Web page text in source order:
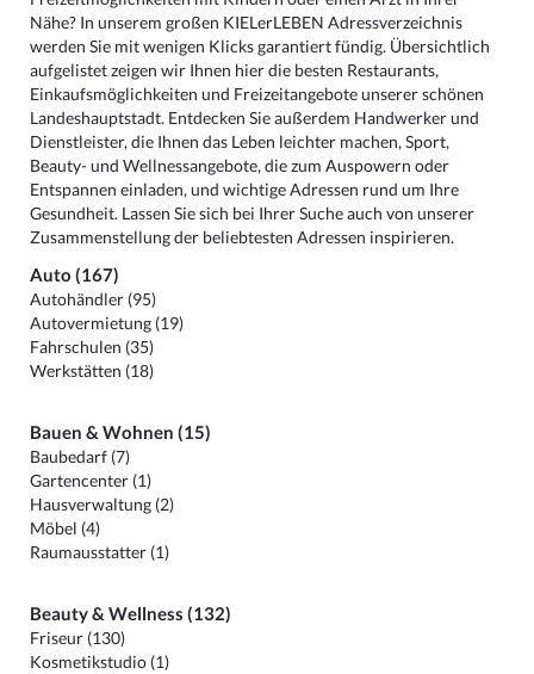
Nähe? In unserem großen KIELerLEBEN Adressverzeichnis
werden Sie mit wenigen Klicks garantiert fündig. Übersichtlich
aufgelistet zeigen wir Ihnen hier die besten Restaurants,
Einkaufsmöglichkeiten und Freizeitangebote unserer schönen
Landeshauptstadt. Entdecken Sie außerdem Handwerker und
Dienstleister, die Ihnen das Leben leichter machen, Sport,
Beauty- und Wellnessangebote, die zum Auspowern oder
Entspannen einladen, und wichtige Adressen rund um Ihre
Gesundheit. Lassen Sie sich bei Ihrer Suche auch von unserer
Zusammenstellung der beliebtesten Adressen inspirieren.
Auto (167)
Autohändler (95)
Autovermietung (19)
Fahrschulen (35)
Werkstätten (18)
Bauen & Wohnen (15)
Baubedarf (7)
Gartencenter (1)
Hausverwaltung (2)
Möbel (4)
Raumausstatter (1)
Beauty & Wellness (132)
Friseur (130)
Kosmetikstudio (1)